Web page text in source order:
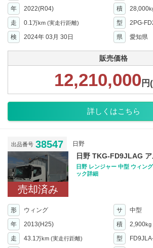
年
2022(R04) 積 28,000
走 0.1 万km (実走行距離) 型
2PG-
検
2024年 03月 30日 県 愛知県
販売価格
12,210,000 円
詳しくはこちら
出品番号 38547 日野
売却済み
日野 TKG-FD9JLAG
日野 レンジャー 中型 ウィン
ック詳細
形 ウィング サ
中型
年
2013(H25) 積 2,900kg
走 43.1 万km (実走行距離) 型